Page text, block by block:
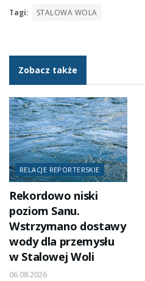
Tagi: STALOWA WOLA
Zobacz także
RELACJE REPORTERSKIE
Rekordowo niski
poziom Sanu.
Wstrzymano dostawy
wody dla przemysłu
w Stalowej Woli
06.08.2026